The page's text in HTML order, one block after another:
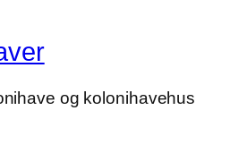
og kolonihavehus